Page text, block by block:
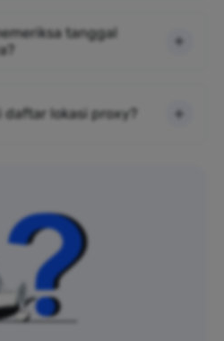
tanggal
daftar lokasi proxy?